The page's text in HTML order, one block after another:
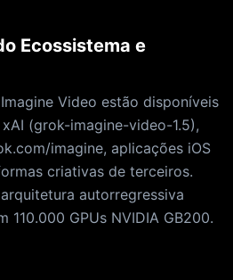
Ecossistema e
Video estão disponíveis
(grok-imagine-video-1.5),
imagine, aplicações iOS
criativas de terceiros.
autorregressiva
110.000 GPUs NVIDIA GB200.